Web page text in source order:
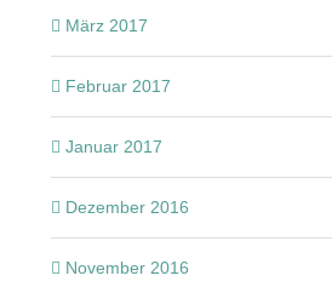
März 2017
Februar 2017
Januar 2017
Dezember 2016
November 2016